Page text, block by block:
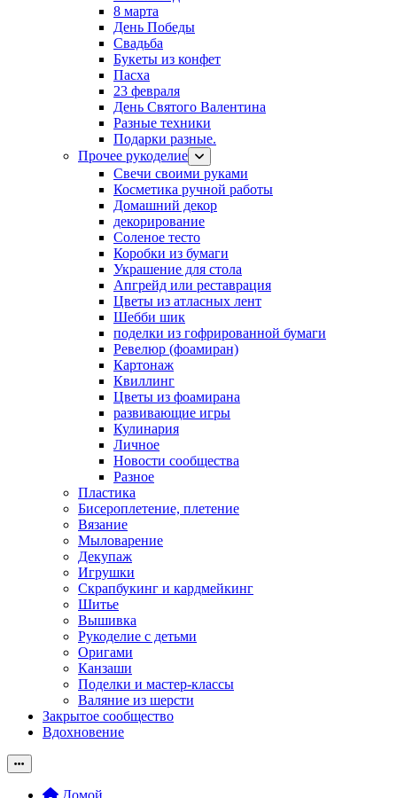
8 марта
День Победы
Свадьба
Букеты из конфет
Пасха
23 февраля
День Святого Валентина
Разные техники
Подарки разные.
Прочее рукоделие
Свечи своими руками
Косметика ручной работы
Домашний декор
декорирование
Соленое тесто
Коробки из бумаги
Украшение для стола
Апгрейд или реставрация
Цветы из атласных лент
Шебби шик
поделки из гофрированной бумаги
Ревелюр (фоамиран)
Картонаж
Квиллинг
Цветы из фоамирана
развивающие игры
Кулинария
Личное
Новости сообщества
Разное
Пластика
Бисероплетение, плетение
Вязание
Мыловарение
Декупаж
Игрушки
Скрапбукинг и кардмейкинг
Шитье
Вышивка
Рукоделие с детьми
Оригами
Канзаши
Поделки и мастер-классы
Валяние из шерсти
Закрытое сообщество
Вдохновение
Домой